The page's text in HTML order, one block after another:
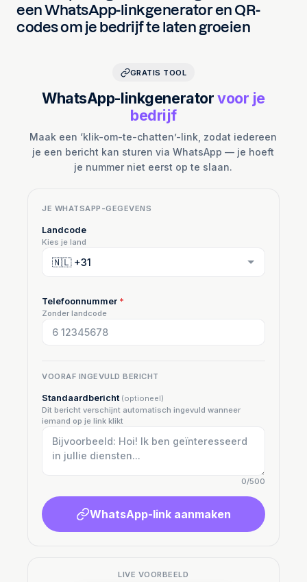
een WhatsApp-linkgenerator en QR-
codes om je bedrijf te laten groeien
GRATIS TOOL
WhatsApp-linkgeneratorvoor je
bedrijf
Maak een ‘klik-om-te-chatten’-link, zodat iedereen
je een bericht kan sturen via WhatsApp — je hoeft
je nummer niet eerst op te slaan.
JE WHATSAPP-GEGEVENS
Landcode
Kies je land
Telefoonnummer *
Zonder landcode
VOORAF INGEVULD BERICHT
Standaardbericht (optioneel)
Dit bericht verschijnt automatisch ingevuld wanneer
iemand op je link klikt
0/500
WhatsApp-link aanmaken
LIVE VOORBEELD